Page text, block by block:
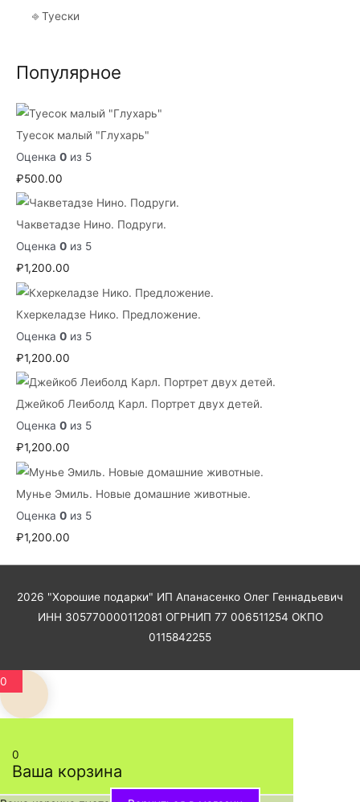
⎆ Туески
Популярное
Туесок малый "Глухарь"
Оценка 0 из 5
₽500.00
Чакветадзе Нино. Подруги.
Оценка 0 из 5
₽1,200.00
Кхеркеладзе Нико. Предложение.
Оценка 0 из 5
₽1,200.00
Джейкоб Леиболд Карл. Портрет двух детей.
Оценка 0 из 5
₽1,200.00
Мунье Эмиль. Новые домашние животные.
Оценка 0 из 5
₽1,200.00
2026 "Хорошие подарки" ИП Апанасенко Олег Геннадьевич
ИНН 305770000112081 ОГРНИП 77 006511254 ОКПО
0115842255
0
0
Ваша корзина